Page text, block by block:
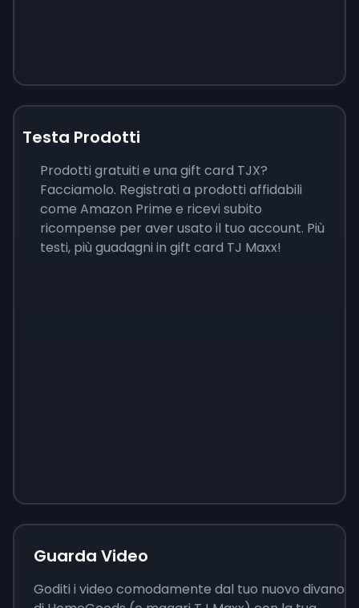
Testa Prodotti
Prodotti gratuiti e una gift card TJX?
Facciamolo. Registrati a prodotti affidabili
come Amazon Prime e ricevi subito
ricompense per aver usato il tuo account. Più
testi, più guadagni in gift card TJ Maxx!
Guarda Video
Goditi i video comodamente dal tuo nuovo divano